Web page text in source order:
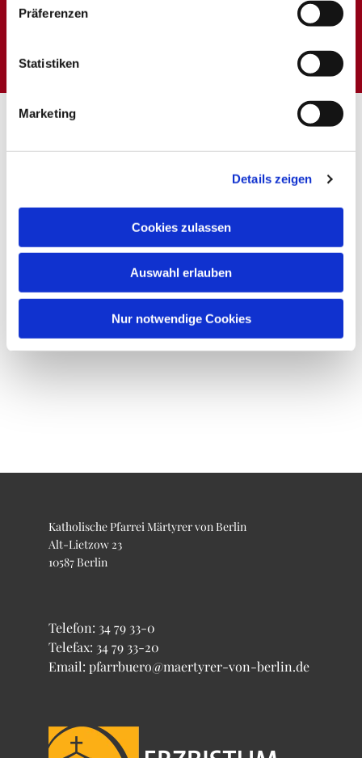
Präferenzen
Statistiken
Marketing
Details zeigen
Cookies zulassen
Auswahl erlauben
Nur notwendige Cookies
Dies könnte Sie auch
Katholische Pfarrei Märtyrer von Berlin
Alt-Lietzow 23
10587 Berlin
Telefon: 34 79 33-0
Telefax: 34 79 33-20
Email: pfarrbuero@maertyrer-von-berlin.de